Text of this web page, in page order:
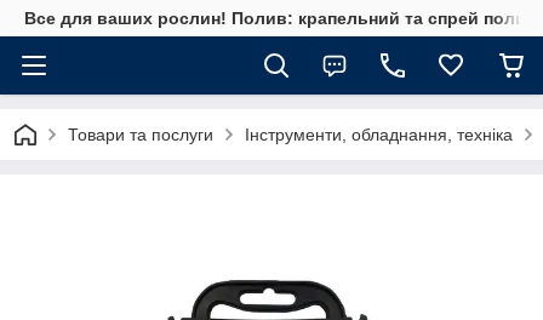
Все для ваших рослин! Полив: крапельний та спрей полив,
Товари та послуги Інструменти, обладнання, техніка